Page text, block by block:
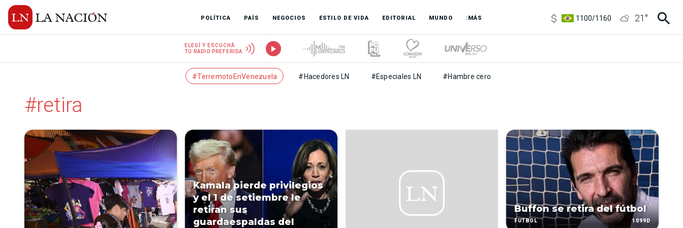
POLÍTICA PAÍS NEGOCIOS ESTILO DE VIDA EDITORIAL MUNDO :MÁS
1100/1160
21 °
ELEGÍ Y ESCUCHÁ
TU RADIO PREFERIDA
#TerremotoEnVenezuela #Hacedores LN #Especiales LN #Hambre cero
#retira
Kamala pierde privilegios
y el 1 de setiembre le
retiran sus
guardaespaldas del
Buffon se retira del fútbol
FÚTBOL 1099D